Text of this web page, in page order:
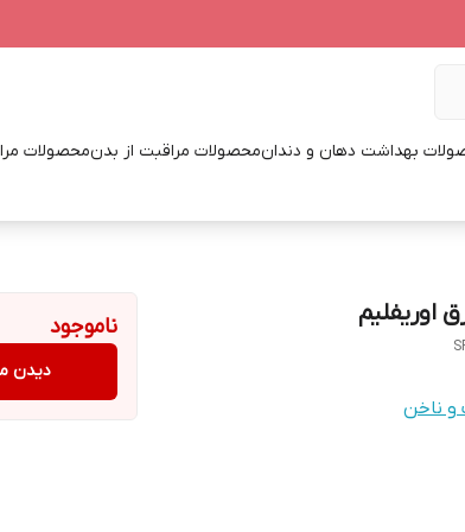
بهداشت دهان و دندانمحصولات مراقبت از بدنمحصولات
اوریفلیم
و ناخن
ناموجود
دیدن